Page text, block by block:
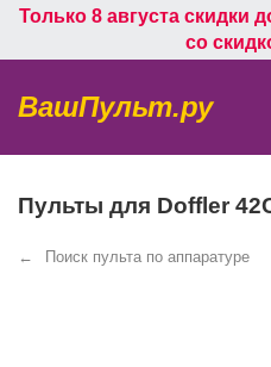
Только 8 августа скидки
со
ВашПульт.ру
Пульты для Doffler
Поиск пульта по аппаратуре